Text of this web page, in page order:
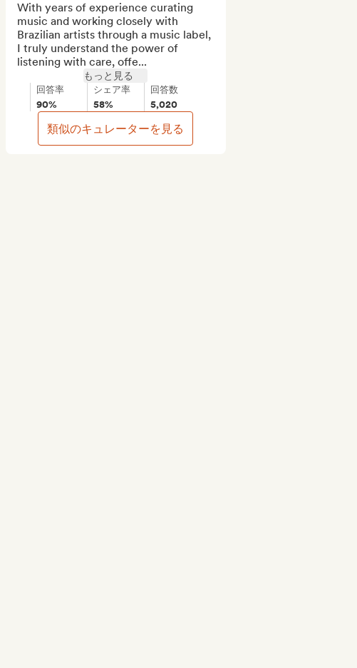
With years of experience curating
music and working closely with
Brazilian artists through a music label,
I truly understand the power of
listening with care, offe...
もっと見る
回答率
90%
シェア率
58%
回答数
5,020
類似のキュレーターを見る